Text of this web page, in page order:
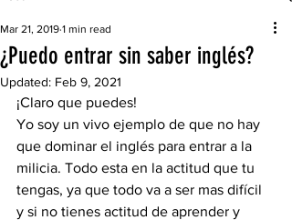
¿Puedo entrar sin saber inglés?
Mar 21, 2019 1 min read
Updated: Feb 9, 2021
¡Claro que puedes!
Yo soy un vivo ejemplo de que no hay
que dominar el inglés para entrar a la
milicia. Todo esta en la actitud que tu
tengas, ya que todo va a ser mas difícil
y si no tienes actitud de aprender y